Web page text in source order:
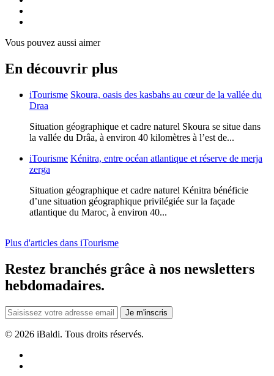
Vous pouvez aussi aimer
En découvrir plus
iTourisme Skoura, oasis des kasbahs au cœur de la vallée du
Draa
Situation géographique et cadre naturel Skoura se situe dans
la vallée du Drâa, à environ 40 kilomètres à l’est de...
iTourisme Kénitra, entre océan atlantique et réserve de merja
zerga
Situation géographique et cadre naturel Kénitra bénéficie
d’une situation géographique privilégiée sur la façade
atlantique du Maroc, à environ 40...
Plus d'articles dans iTourisme
Restez branchés grâce à nos newsletters
hebdomadaires.
Je m'inscris
© 2026 iBaldi. Tous droits réservés.